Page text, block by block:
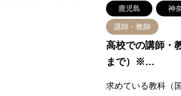
鹿児島 神
講師・教師
高校での講師・
まで）※…
求めている教科（